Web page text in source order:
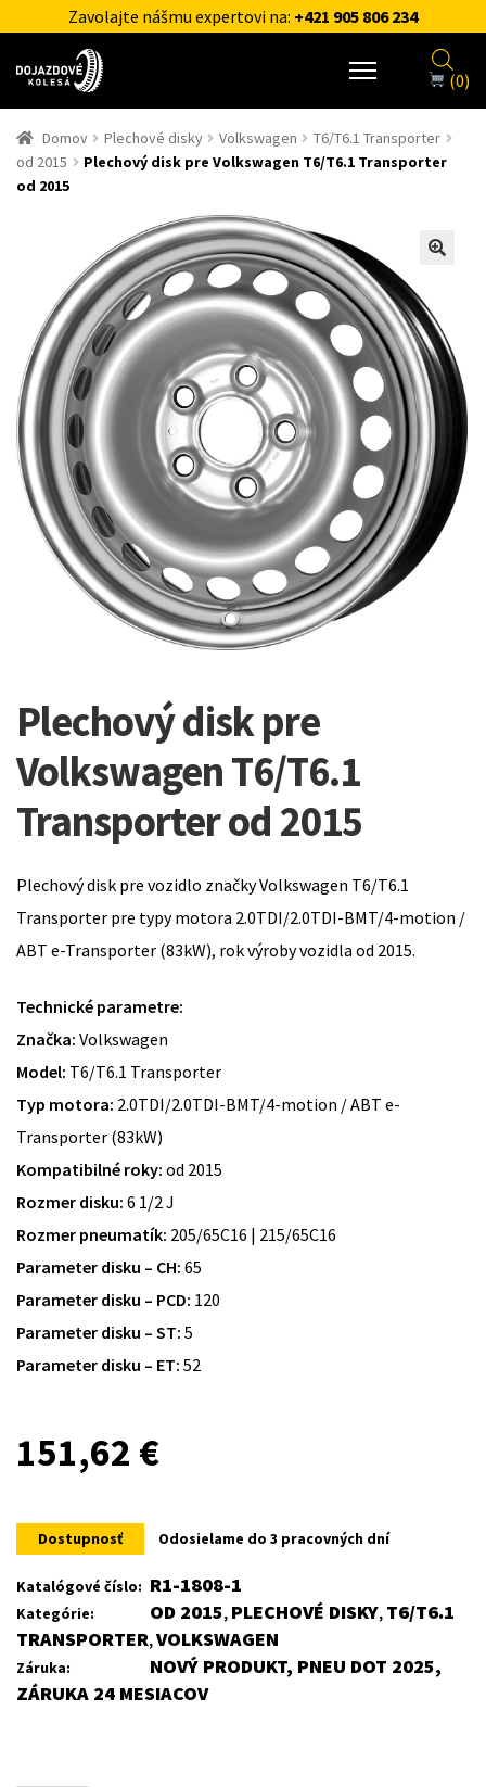
Zavolajte nášmu expertovi na: +421 905 806 234
(0)
Domov Plechové disky Volkswagen
T6/T6.1 Transporter
od 2015
Plechový disk pre Volkswagen T6/T6.1 Transporter
od 2015
Plechový disk pre
Volkswagen T6/T6.1
Transporter od 2015
Plechový disk pre vozidlo značky Volkswagen T6/T6.1
Transporter pre typy motora 2.0TDI/2.0TDI-BMT/4-motion /
ABT e-Transporter (83kW), rok výroby vozidla od 2015.
Technické parametre:
Značka: Volkswagen
Model: T6/T6.1 Transporter
Typ motora: 2.0TDI/2.0TDI-BMT/4-motion / ABT e-
Transporter (83kW)
Kompatibilné roky: od 2015
Rozmer disku: 6 1/2 J
Rozmer pneumatík: 205/65C16 | 215/65C16
Parameter disku – CH: 65
Parameter disku – PCD: 120
Parameter disku – ST: 5
Parameter disku – ET: 52
151,62 €
Dostupnosť Odosielame do 3 pracovných dní
Katalógové číslo: R1-1808-1
Kategórie: OD 2015, PLECHOVÉ DISKY, T6/T6.1
TRANSPORTER,VOLKSWAGEN
Záruka:
NOVÝ PRODUKT, PNEU DOT 2025,
ZÁRUKA 24 MESIACOV